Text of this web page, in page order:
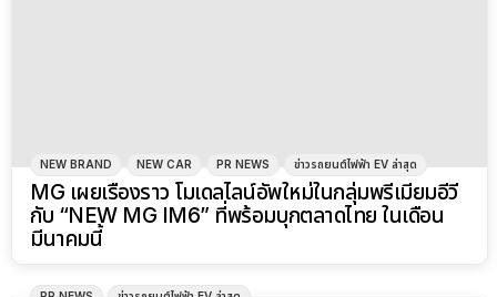
ASEAN NCAP ขึ้นแท่นเอสยูวีไฟฟ้าที่ขับขี่ปลอดภัยระดับ
โลก
โดย Sahakrit S
9 เดือนที่แล้ว